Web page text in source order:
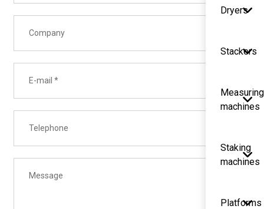
Dryers
Stackers
Measuring
machines
Staking
machines
Platforms